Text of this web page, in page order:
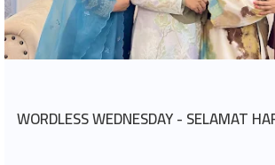
WORDLESS WEDNESDAY - SELAMAT